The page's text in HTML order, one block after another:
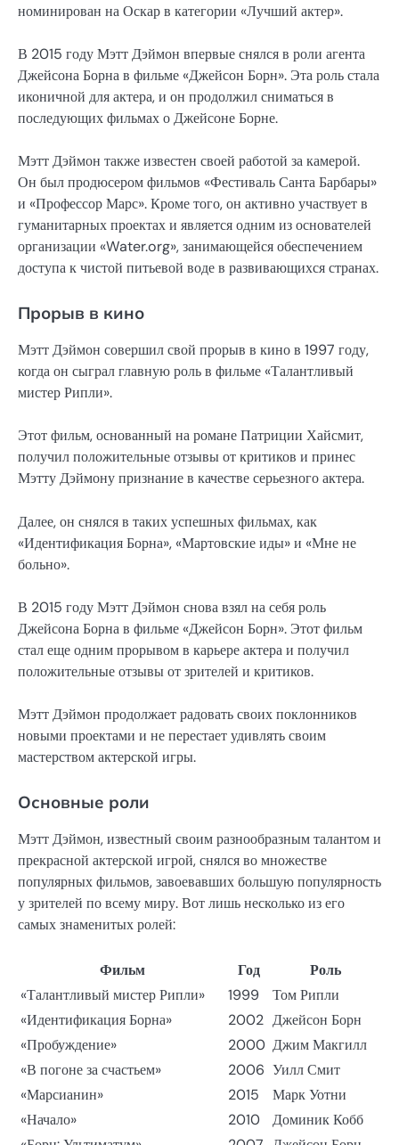
номинирован на Оскар в категории «Лучший актер».
В 2015 году Мэтт Дэймон впервые снялся в роли агента
Джейсона Борна в фильме «Джейсон Борн». Эта роль стала
иконичной для актера, и он продолжил сниматься в
последующих фильмах о Джейсоне Борне.
Мэтт Дэймон также известен своей работой за камерой.
Он был продюсером фильмов «Фестиваль Санта Барбары»
и «Профессор Марс». Кроме того, он активно участвует в
гуманитарных проектах и является одним из основателей
организации «Water.org», занимающейся обеспечением
доступа к чистой питьевой воде в развивающихся странах.
Прорыв в кино
Мэтт Дэймон совершил свой прорыв в кино в 1997 году,
когда он сыграл главную роль в фильме «Талантливый
мистер Рипли».
Этот фильм, основанный на романе Патриции Хайсмит,
получил положительные отзывы от критиков и принес
Мэтту Дэймону признание в качестве серьезного актера.
Далее, он снялся в таких успешных фильмах, как
«Идентификация Борна», «Мартовские иды» и «Мне не
больно».
В 2015 году Мэтт Дэймон снова взял на себя роль
Джейсона Борна в фильме «Джейсон Борн». Этот фильм
стал еще одним прорывом в карьере актера и получил
положительные отзывы от зрителей и критиков.
Мэтт Дэймон продолжает радовать своих поклонников
новыми проектами и не перестает удивлять своим
мастерством актерской игры.
Основные роли
Мэтт Дэймон, известный своим разнообразным талантом и
прекрасной актерской игрой, снялся во множестве
популярных фильмов, завоевавших большую популярность
у зрителей по всему миру. Вот лишь несколько из его
самых знаменитых ролей:
Фильм Год
Роль
«Талантливый мистер Рипли»
1999
Том Рипли
«Идентификация Борна»
2002 Джейсон Борн
«Пробуждение»
2000 Джим Макгилл
«В погоне за счастьем»
2006 Уилл Смит
«Марсианин»
2015
Марк Уотни
«Начало»
2010
Доминик Кобб